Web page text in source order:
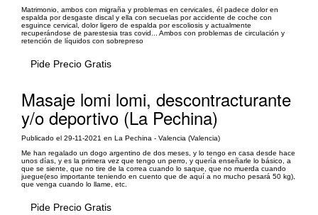
Matrimonio, ambos con migraña y problemas en cervicales, él padece dolor en
espalda por desgaste discal y ella con secuelas por accidente de coche con
esguince cervical, dolor ligero de espalda por escoliosis y actualmente
recuperándose de parestesia tras covid... Ambos con problemas de circulación y
retención de líquidos con sobrepreso
Pide Precio Gratis
Masaje lomi lomi, descontracturante
y/o deportivo (La Pechina)
Publicado el 29-11-2021 en La Pechina - Valencia (Valencia)
Me han regalado un dogo argentino de dos meses, y lo tengo en casa desde hace
unos días, y es la primera vez que tengo un perro, y quería enseñarle lo básico, a
que se siente, que no tire de la correa cuando lo saque, que no muerda cuando
juegue(eso importante teniendo en cuento que de aquí a no mucho pesará 50 kg),
que venga cuando lo llame, etc.
Pide Precio Gratis